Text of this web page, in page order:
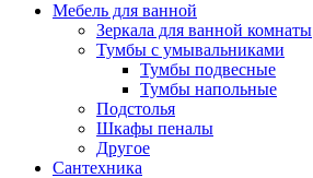
Мебель для ванной
Зеркала для ванной комнаты
Тумбы с умывальниками
Тумбы подвесные
Тумбы напольные
Подстолья
Шкафы пеналы
Другое
Сантехника